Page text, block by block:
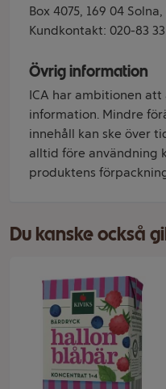
Box 4075, 169 04
Kundkontakt: 020-83
Övrig information
ICA har ambitionen
information. Mindre
innehåll kan ske över
alltid före användning
produktens
Du kanske också